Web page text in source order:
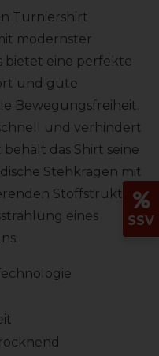
Turniershirt
modernster
bietet eine perfekte
und gute
Bewegungsfreiheit.
und verhindert
das Shirt seine
Stehkragen mit
Stoffstruktur
eines
SSV